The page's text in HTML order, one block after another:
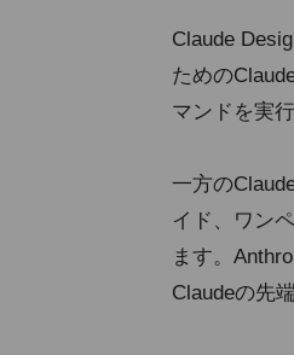
Claude
ための
マンドを実
一方の
イド、ワン
ます。
Claudeの先